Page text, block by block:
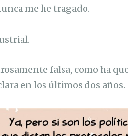
me he tragado.
falsa, como ha
en los últimos dos años.